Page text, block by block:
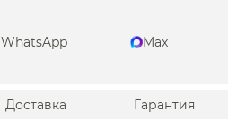
WhatsApp Max
Доставка Гарантия